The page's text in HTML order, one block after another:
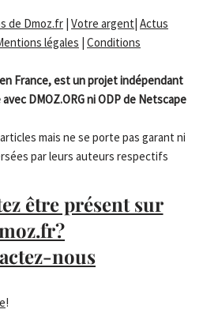
de Dmoz.fr | Votre argent| Actus
légales | Conditions
France, est un projet indépendant
DMOZ.ORG ni ODP de Netscape
mais ne se porte pas garant ni
par leurs auteurs respectifs
être présent sur
nous
!